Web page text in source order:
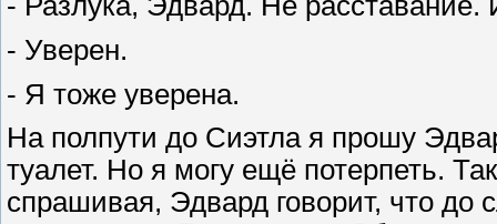
- Уверен.
- Я тоже уверена.
На полпути до Сиэтла я прошу
туалет. Но я могу ещё потерпеть.
спрашивая, Эдвард говорит, что